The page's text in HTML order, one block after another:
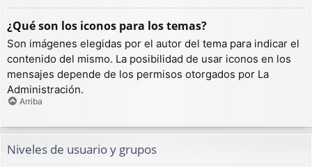
¿Qué son los iconos para los temas?
Son imágenes elegidas por el autor del tema para indicar el
contenido del mismo. La posibilidad de usar iconos en los
mensajes depende de los permisos otorgados por La
Administración.
Arriba
Niveles de usuario y grupos